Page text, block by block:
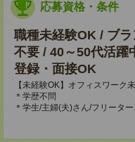
応募資格・条件
職種未経験OK / ブ
不要 / 40～50代活躍
登録・面接OK
【未経験OK】オフィスワーク
＊学歴不問
＊学生/主婦(夫)さん/フリータ